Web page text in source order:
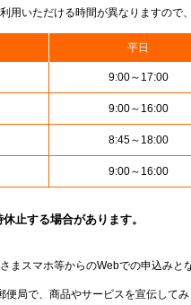
用いただける時間が異なりますので
平日
9:00～17:00
9:00～16:00
8:45～18:00
9:00～16:00
止する場合があります。
まスマホ等からのWebでの申込みと
便局で、商品やサービスを宣伝して